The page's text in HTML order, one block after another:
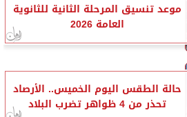
موعد تنسيق المرحلة الثانية للثانوية
العامة 2026
حالة الطقس اليوم الخميس.. الأرصاد
تحذر من 4 ظواهر تضرب البلاد